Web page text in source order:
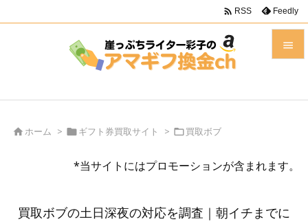

次へ
 RSS Feedly
ホーム > ギフト券買取サイト > 買取ボブ
*当サイトにはプロモーションが含まれます。
買取ボブの土日深夜の対応を調査｜朝イチまでに